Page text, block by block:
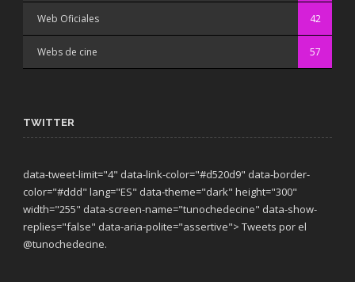
Web Oficiales 42
Webs de cine 57
TWITTER
data-tweet-limit="4" data-link-color="#d520d9" data-border-
color="#ddd" lang="ES" data-theme="dark" height="300"
width="255" data-screen-name="tunochedecine" data-show-
replies="false" data-aria-polite="assertive"> Tweets por el
@tunochedecine.